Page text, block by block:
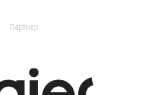
Партнер